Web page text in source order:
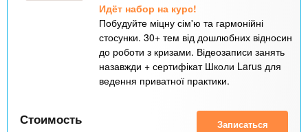
Идёт набор на курс!
Побудуйте міцну сім'ю та гармонійні
стосунки. 30+ тем від дошлюбних відносин
до роботи з кризами. Відеозаписи занять
назавжди + сертифікат Школи Larus для
ведення приватної практики.
Стоимость Записаться